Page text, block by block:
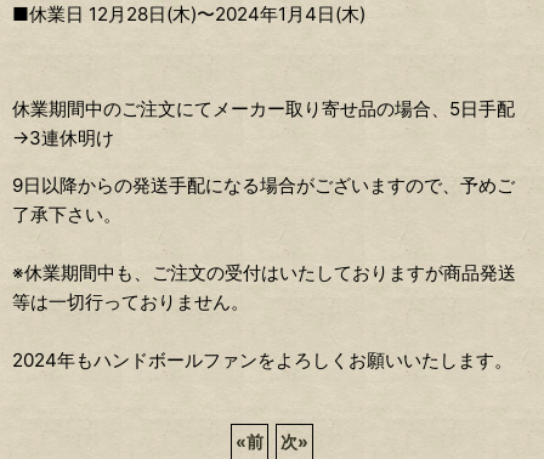
■休業日 12月28日(木)〜2024年1月4日(木)
休業期間中のご注文にてメーカー取り寄せ品の場合、5日手配
→3連休明け
9日以降からの発送手配になる場合がございますので、予めご
了承下さい。
※休業期間中も、ご注文の受付はいたしておりますが商品発送
等は一切行っておりません。
2024年もハンドボールファンをよろしくお願いいたします。
«前 次»